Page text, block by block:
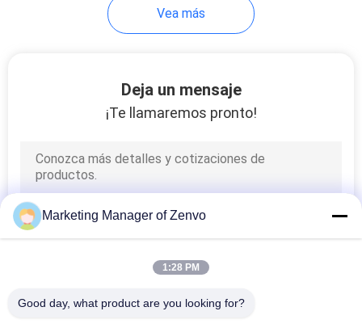
máquina de
Clasificador de
arroz color
Vea más
Deja un mensaje
¡Te llamaremos pronto!
Marketing Manager of Zenvo
1:28 PM
Good day, what product are you looking for?